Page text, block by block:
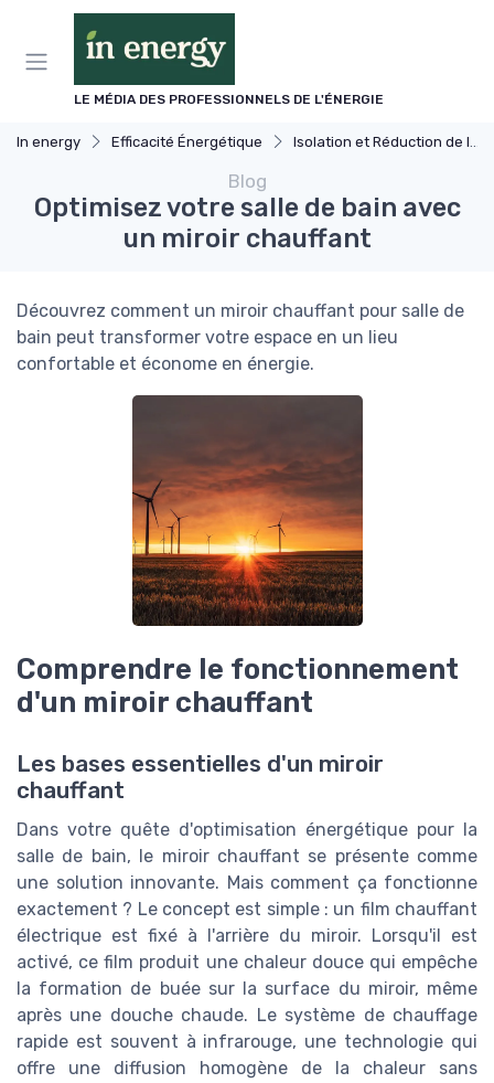
LE MÉDIA DES PROFESSIONNELS DE L'ÉNERGIE
In energy Efficacité Énergétique Isolation et Réduction de la Consommation
Blog
Optimisez votre salle de bain avec
un miroir chauffant
Découvrez comment un miroir chauffant pour salle de
bain peut transformer votre espace en un lieu
confortable et économe en énergie.
Comprendre le fonctionnement
d'un miroir chauffant
Les bases essentielles d'un miroir
chauffant
Dans votre quête d'optimisation énergétique pour la
salle de bain, le miroir chauffant se présente comme
une solution innovante. Mais comment ça fonctionne
exactement ? Le concept est simple : un film chauffant
électrique est fixé à l'arrière du miroir. Lorsqu'il est
activé, ce film produit une chaleur douce qui empêche
la formation de buée sur la surface du miroir, même
après une douche chaude. Le système de chauffage
rapide est souvent à infrarouge, une technologie qui
offre une diffusion homogène de la chaleur sans
Panneau de gestion des cookies